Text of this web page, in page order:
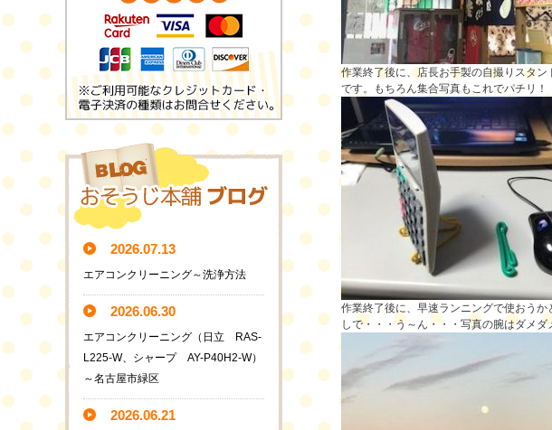
作業終了後に、店長お手製の自撮りスタ
です。もちろん集合写真もこれでパチリ
作業終了後に、早速ランニングで使おう
しで・・・う～ん・・・写真の腕はダメ
2026.07.13
エアコンクリーニング～洗浄方法
2026.06.30
エアコンクリーニング（日立 RAS-
L225-W、シャープ AY-P40H2-W）
～名古屋市緑区
2026.06.21